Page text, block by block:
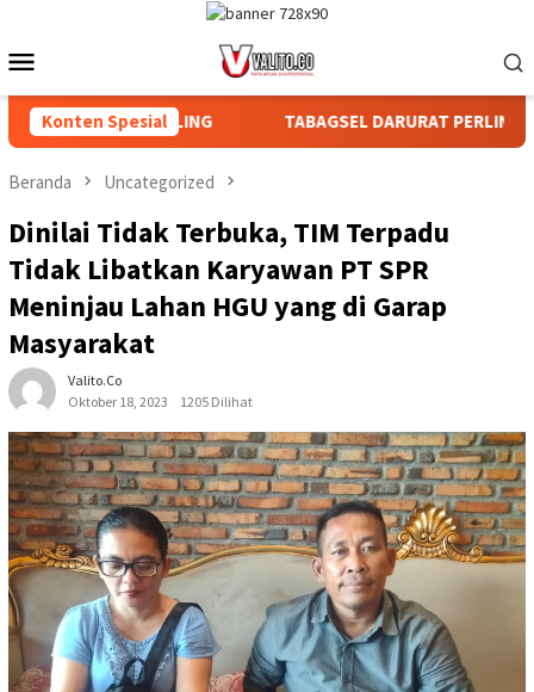
konten
Mobile
Konten Spesial
DAN AFDELING TABAGSEL DARURAT PERLINDUNGAN
Beranda Uncategorized
Dinilai Tidak Terbuka, TIM Terpadu
Tidak Libatkan Karyawan PT SPR
Meninjau Lahan HGU yang di Garap
Masyarakat
Valito.co
Oktober 18, 2023
1205 Dilihat